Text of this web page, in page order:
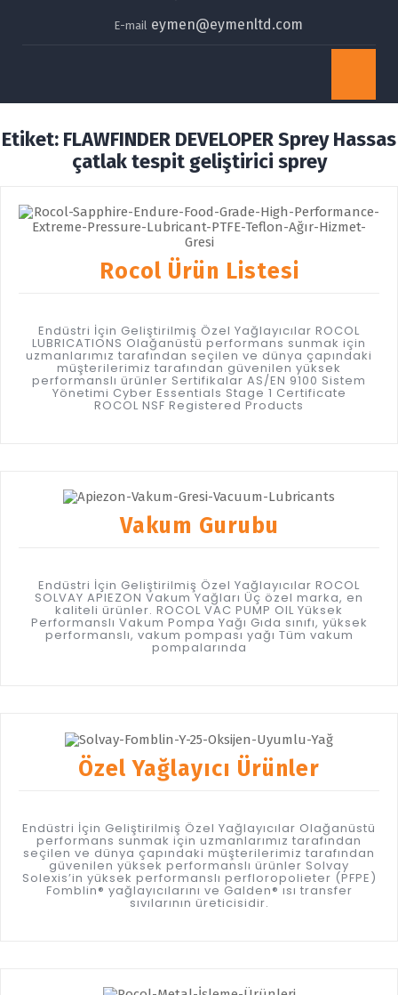
E-mail eymen@eymenltd.com
Etiket: FLAWFINDER DEVELOPER Sprey Hassas
çatlak tespit geliştirici sprey
Rocol Ürün Listesi
Endüstri İçin Geliştirilmiş Özel Yağlayıcılar ROCOL
LUBRICATIONS Olağanüstü performans sunmak için
uzmanlarımız tarafından seçilen ve dünya çapındaki
müşterilerimiz tarafından güvenilen yüksek
performanslı ürünler Sertifikalar AS/EN 9100 Sistem
Yönetimi Cyber Essentials Stage 1 Certificate
ROCOL NSF Registered Products
Vakum Gurubu
Endüstri İçin Geliştirilmiş Özel Yağlayıcılar ROCOL
SOLVAY APIEZON Vakum Yağları Üç özel marka, en
kaliteli ürünler. ROCOL VAC PUMP OIL Yüksek
Performanslı Vakum Pompa Yağı Gıda sınıfı, yüksek
performanslı, vakum pompası yağı Tüm vakum
pompalarında
Özel Yağlayıcı Ürünler
Endüstri İçin Geliştirilmiş Özel Yağlayıcılar Olağanüstü
performans sunmak için uzmanlarımız tarafından
seçilen ve dünya çapındaki müşterilerimiz tarafından
güvenilen yüksek performanslı ürünler Solvay
Solexis’in yüksek performanslı perfloropolieter (PFPE)
Fomblin® yağlayıcılarını ve Galden® ısı transfer
sıvılarının üreticisidir.